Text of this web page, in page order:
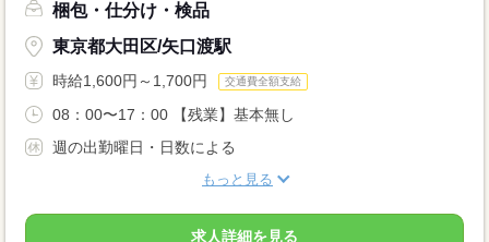
梱包・仕分け・検品
東京都大田区/矢口渡駅
時給1,600円～1,700円 交通費全額支給
08：00〜17：00 【残業】基本無し
週の出勤曜日・日数による
もっと見る
求人詳細を見る